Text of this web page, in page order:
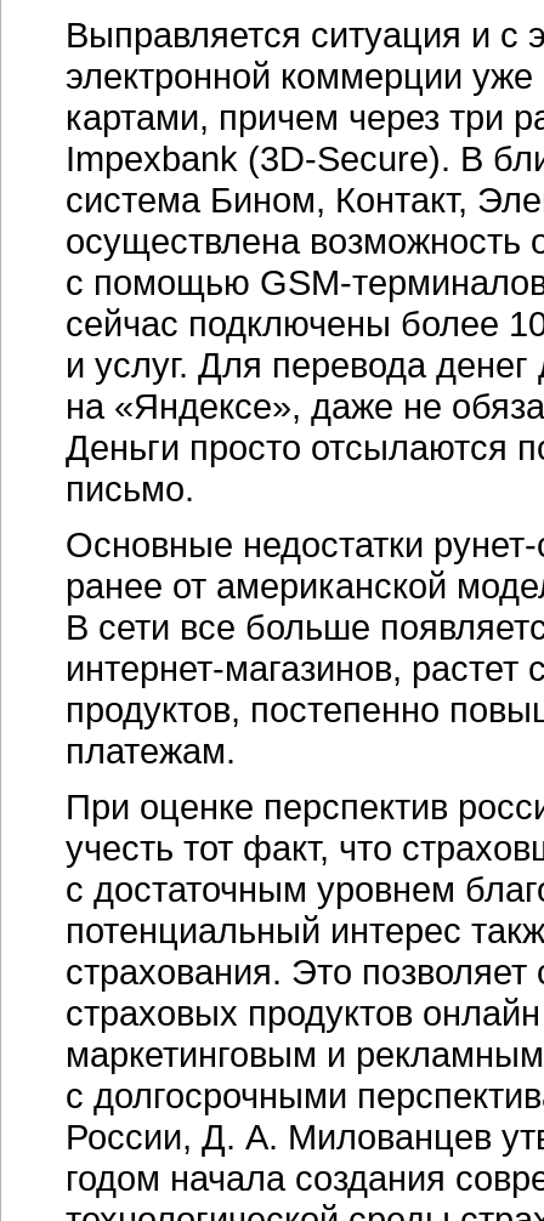
Выправляется ситуация и
электронной коммерции
картами, причем через три
Impexbank (3D-Secure). В
система Бином, Контакт,
осуществлена возможность
с помощью GSM-
сейчас подключены более
и услуг. Для перевода денег
на «Яндексе», даже не
Деньги просто отсылаются
письмо.
Основные недостатки
ранее от американской
В сети все больше
интернет-магазинов, растет
продуктов, постепенно
платежам.
При оценке перспектив
учесть тот факт, что
с достаточным уровнем
потенциальный интерес
страхования. Это
страховых продуктов
маркетинговым и
с долгосрочными
России, Д. А. Милованцев
годом начала создания